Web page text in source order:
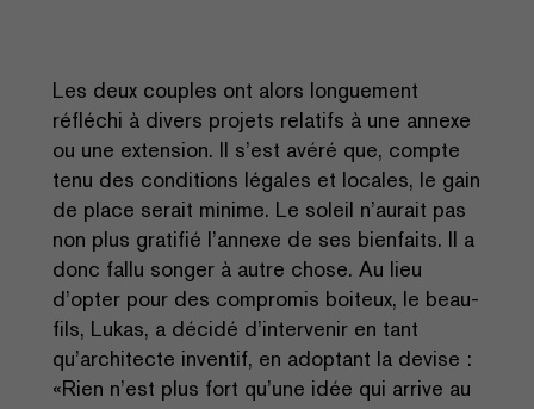
Les deux couples ont alors longuement
réfléchi à divers projets relatifs à une annexe
ou une extension. Il s’est avéré que, compte
tenu des conditions légales et locales, le gain
de place serait minime. Le soleil n’aurait pas
non plus gratifié l’annexe de ses bienfaits. Il a
donc fallu songer à autre chose. Au lieu
d’opter pour des compromis boiteux, le beau-
fils, Lukas, a décidé d’intervenir en tant
qu’architecte inventif, en adoptant la devise :
«Rien n’est plus fort qu’une idée qui arrive au